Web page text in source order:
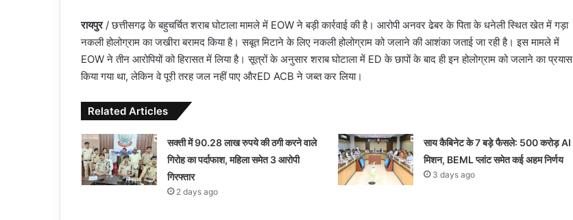
रायपुर/ छत्तीसगढ़ के बहुचर्चित शराब घोटाला मामले में EOW ने बड़ी कार्रवाई की है। आरोपी अनवर ढेबर के पिता के धनेली स्थित खेत में गड़ा
नकली होलोग्राम का जखीरा बरामद किया है। सबूत मिटाने के लिए नकली होलोग्राम को जलाने की आशंका जताई जा रही है। इस मामले में
EOW ने तीन आरोपियों को हिरासत में लिया है। सूत्रों के अनुसार शराब घोटाला में ED के छापों के बाद ही इन होलोग्राम को जलाने का प्रयास
किया गया था, लेकिन वे पूरी तरह जल नहीं पाए औरED ACB ने जब्त कर लिया।
Related Articles
सक्ती में 90.28 लाख रुपये की ठगी करने वाले
गिरोह का पर्दाफाश, महिला समेत 3 आरोपी
गिरफ्तार
2 days ago
साय कैबिनेट के 7 बड़े फैसले: 500 करोड़ AI
मिशन, BEML प्लांट समेत कई अहम निर्णय
3 days ago